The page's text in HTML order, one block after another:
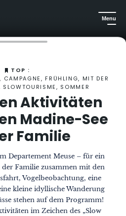
Menu
Est Die 5 besten Aktivitäten für Familien rund um den Madine-See
TOP :
FRÜHLING, MIT DER
SLOWTOURISME, SOMMER
Aktivitäten
Madine-See
Familie
Departement Meuse – für ein
Familie zusammen mit den
Vogelbeobachtung, eine
kleine idyllische Wanderung
stehen auf dem Programm!
im Zeichen des „Slow